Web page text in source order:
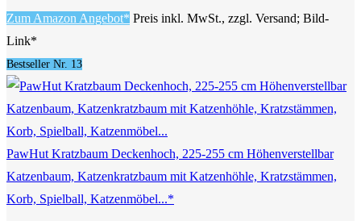
Zum Amazon Angebot* Preis inkl. MwSt., zzgl. Versand; Bild-
Link*
Bestseller Nr. 13
PawHut Kratzbaum Deckenhoch, 225-255 cm Höhenverstellbar
Katzenbaum, Katzenkratzbaum mit Katzenhöhle, Kratzstämmen,
Korb, Spielball, Katzenmöbel...*